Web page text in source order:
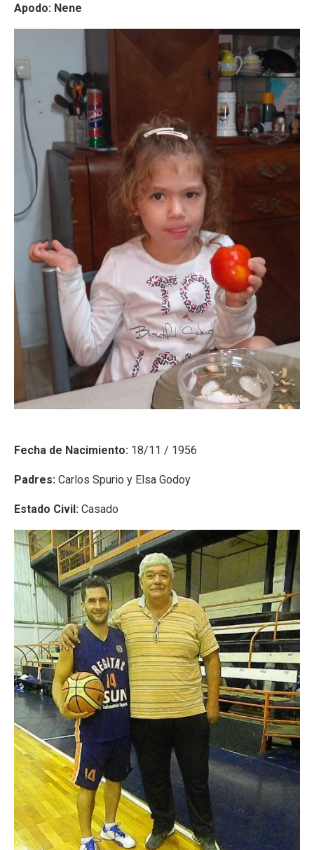
Apodo: Nene
Fecha de Nacimiento: 18/11 / 1956
Padres: Carlos Spurio y Elsa Godoy
Estado Civil: Casado